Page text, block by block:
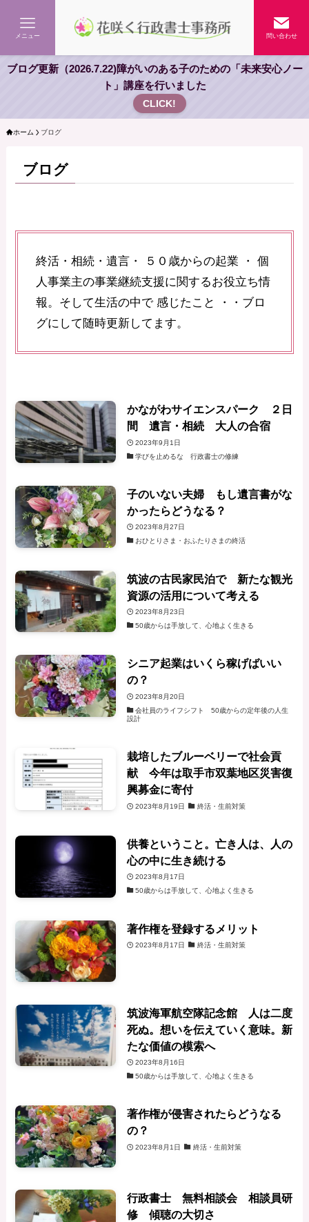
問い合わせ
メニュー
ブログ更新（2026.7.22)障がいのある子のための「未来安心ノー
ト」講座を行いました
CLICK!
ホーム ブログ
ブログ
終活・相続・遺言・ ５０歳からの起業 ・ 個
人事業主の事業継続支援に関するお役立ち情
報。そして生活の中で 感じたこと ・・ブロ
グにして随時更新してます。
かながわサイエンスパーク ２日
間 遺言・相続 大人の合宿
2023年9月1日
学びを止めるな 行政書士の修練
子のいない夫婦 もし遺言書がな
かったらどうなる？
2023年8月27日
おひとりさま・おふたりさまの終活
筑波の古民家民泊で 新たな観光
資源の活用について考える
2023年8月23日
50歳からは手放して、心地よく生きる
シニア起業はいくら稼げばいい
の？
2023年8月20日
会社員のライフシフト 50歳からの定年後の人生
設計
栽培したブルーベリーで社会貢
献 今年は取手市双葉地区災害復
興募金に寄付
2023年8月19日 終活・生前対策
供養ということ。亡き人は、人の
心の中に生き続ける
2023年8月17日
50歳からは手放して、心地よく生きる
著作権を登録するメリット
2023年8月17日 終活・生前対策
筑波海軍航空隊記念館 人は二度
死ぬ。想いを伝えていく意味。新
たな価値の模索へ
2023年8月16日
50歳からは手放して、心地よく生きる
著作権が侵害されたらどうなる
の？
2023年8月1日 終活・生前対策
行政書士 無料相談会 相談員研
修 傾聴の大切さ